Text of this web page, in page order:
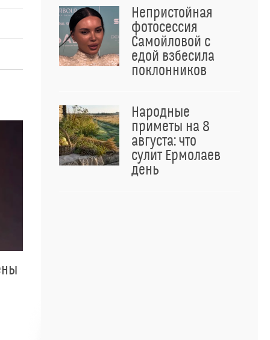
Непристойная
фотосессия
Самойловой с
едой взбесила
поклонников
Народные
приметы на 8
августа: что
сулит Ермолаев
день